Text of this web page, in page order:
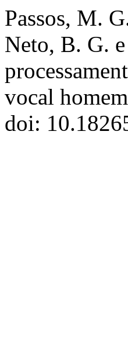
Passos, M.
Neto, B. G.
vocal
doi: